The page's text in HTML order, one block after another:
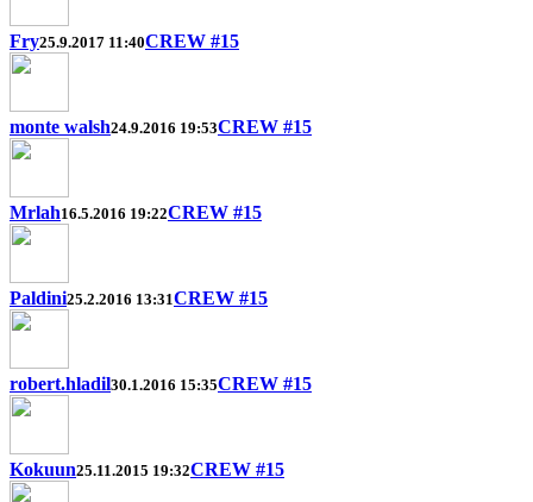
Fry25.9.2017 11:40CREW #15
monte walsh24.9.2016 19:53CREW #15
Mrlah16.5.2016 19:22CREW #15
Paldini25.2.2016 13:31CREW #15
robert.hladil30.1.2016 15:35CREW #15
Kokuun25.11.2015 19:32CREW #15